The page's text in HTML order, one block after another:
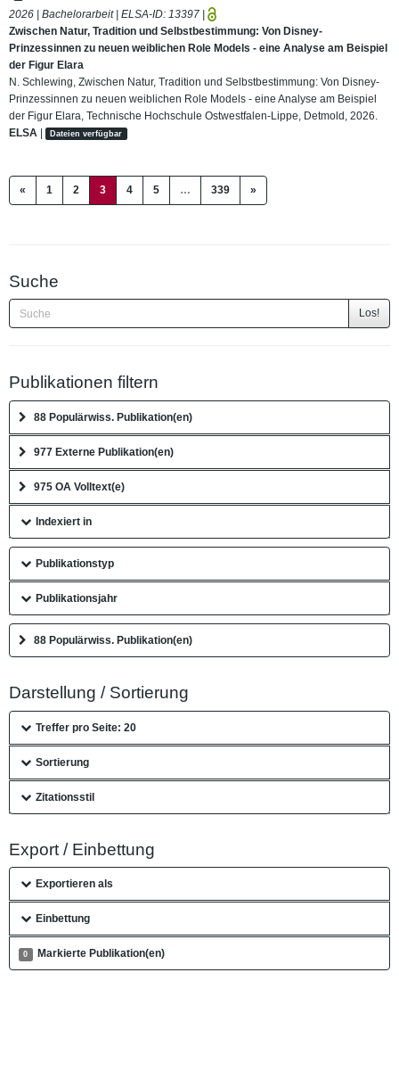
2026 | Bachelorarbeit | ELSA-ID: 13397 |
Zwischen Natur, Tradition und Selbstbestimmung: Von Disney-
Prinzessinnen zu neuen weiblichen Role Models - eine Analyse am Beispiel
der Figur Elara
N. Schlewing, Zwischen Natur, Tradition und Selbstbestimmung: Von Disney-
Prinzessinnen zu neuen weiblichen Role Models - eine Analyse am Beispiel
der Figur Elara, Technische Hochschule Ostwestfalen-Lippe, Detmold, 2026.
ELSA | Dateien verfügbar
« 1 2 3(current)
4 5 … 339 »
Suche
Los!
Publikationen filtern
88 Populärwiss. Publikation(en)
977 Externe Publikation(en)
975 OA Volltext(e)
Indexiert in
Publikationstyp
Publikationsjahr
88 Populärwiss. Publikation(en)
Darstellung / Sortierung
Treffer pro Seite: 20
Sortierung
Zitationsstil
Export / Einbettung
Exportieren als
Einbettung
0 Markierte Publikation(en)